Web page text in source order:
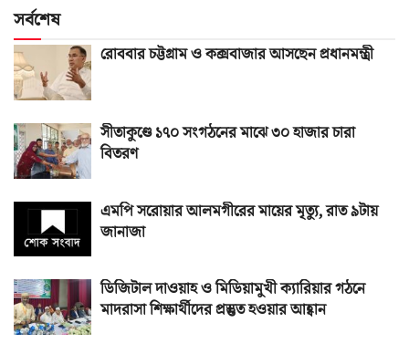
সর্বশেষ
রোববার চট্টগ্রাম ও কক্সবাজার আসছেন প্রধানমন্ত্রী
সীতাকুণ্ডে ১৭০ সংগঠনের মাঝে ৩০ হাজার চারা
বিতরণ
এমপি সরোয়ার আলমগীরের মায়ের মৃত্যু, রাত ৯টায়
জানাজা
ডিজিটাল দাওয়াহ ও মিডিয়ামুখী ক্যারিয়ার গঠনে
মাদরাসা শিক্ষার্থীদের প্রস্তুত হওয়ার আহ্বান